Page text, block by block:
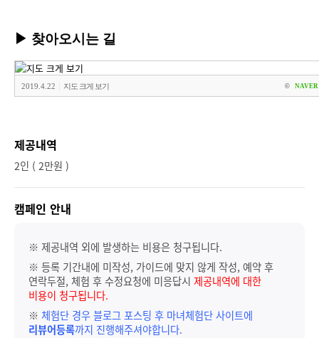
▶ 찾아오시는 길
2019.4.22 지도 크게 보기 ©
제공내역
2인 ( 2만원 )
캠페인 안내
※ 제공내역 외에 발생하는 비용은 청구됩니다.
※ 등록 기간내에 미작성, 가이드에 맞지 않게 작성, 예약 후
연락두절, 체험 후 수정요청에 미응답시 제공내역에 대한
비용이 청구됩니다.
※ 체험단 경우 블로그 포스팅 후 마녀체험단 사이트에
리뷰어등록까지 진행해주셔야합니다.